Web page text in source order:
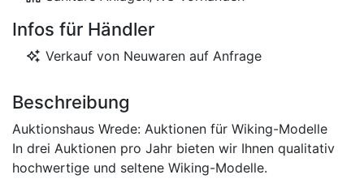
Infos für Händler
Verkauf von Neuwaren auf Anfrage
Beschreibung
Auktionshaus Wrede: Auktionen für Wiking-Modelle
In drei Auktionen pro Jahr bieten wir Ihnen qualitativ
hochwertige und seltene Wiking-Modelle.